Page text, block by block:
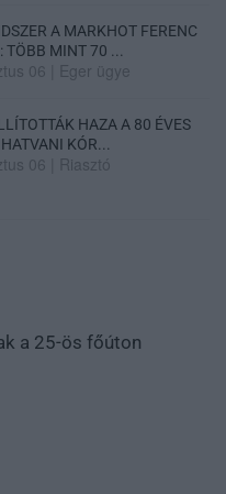
A MARKHOT FERENC
MINT 70 ...
06 Eger ügye
HAZA A 80 ÉVES
KÓR...
06 Riasztó
a 25-ös főúton